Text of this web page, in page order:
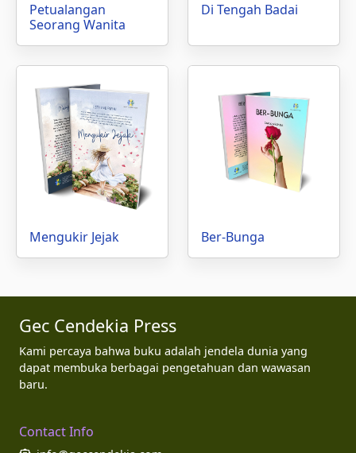
Petualangan
Seorang Wanita
Di Tengah Badai
Mengukir Jejak Ber-Bunga
Gec Cendekia Press
Kami percaya bahwa buku adalah jendela dunia yang
dapat membuka berbagai pengetahuan dan wawasan
baru.
Contact Info